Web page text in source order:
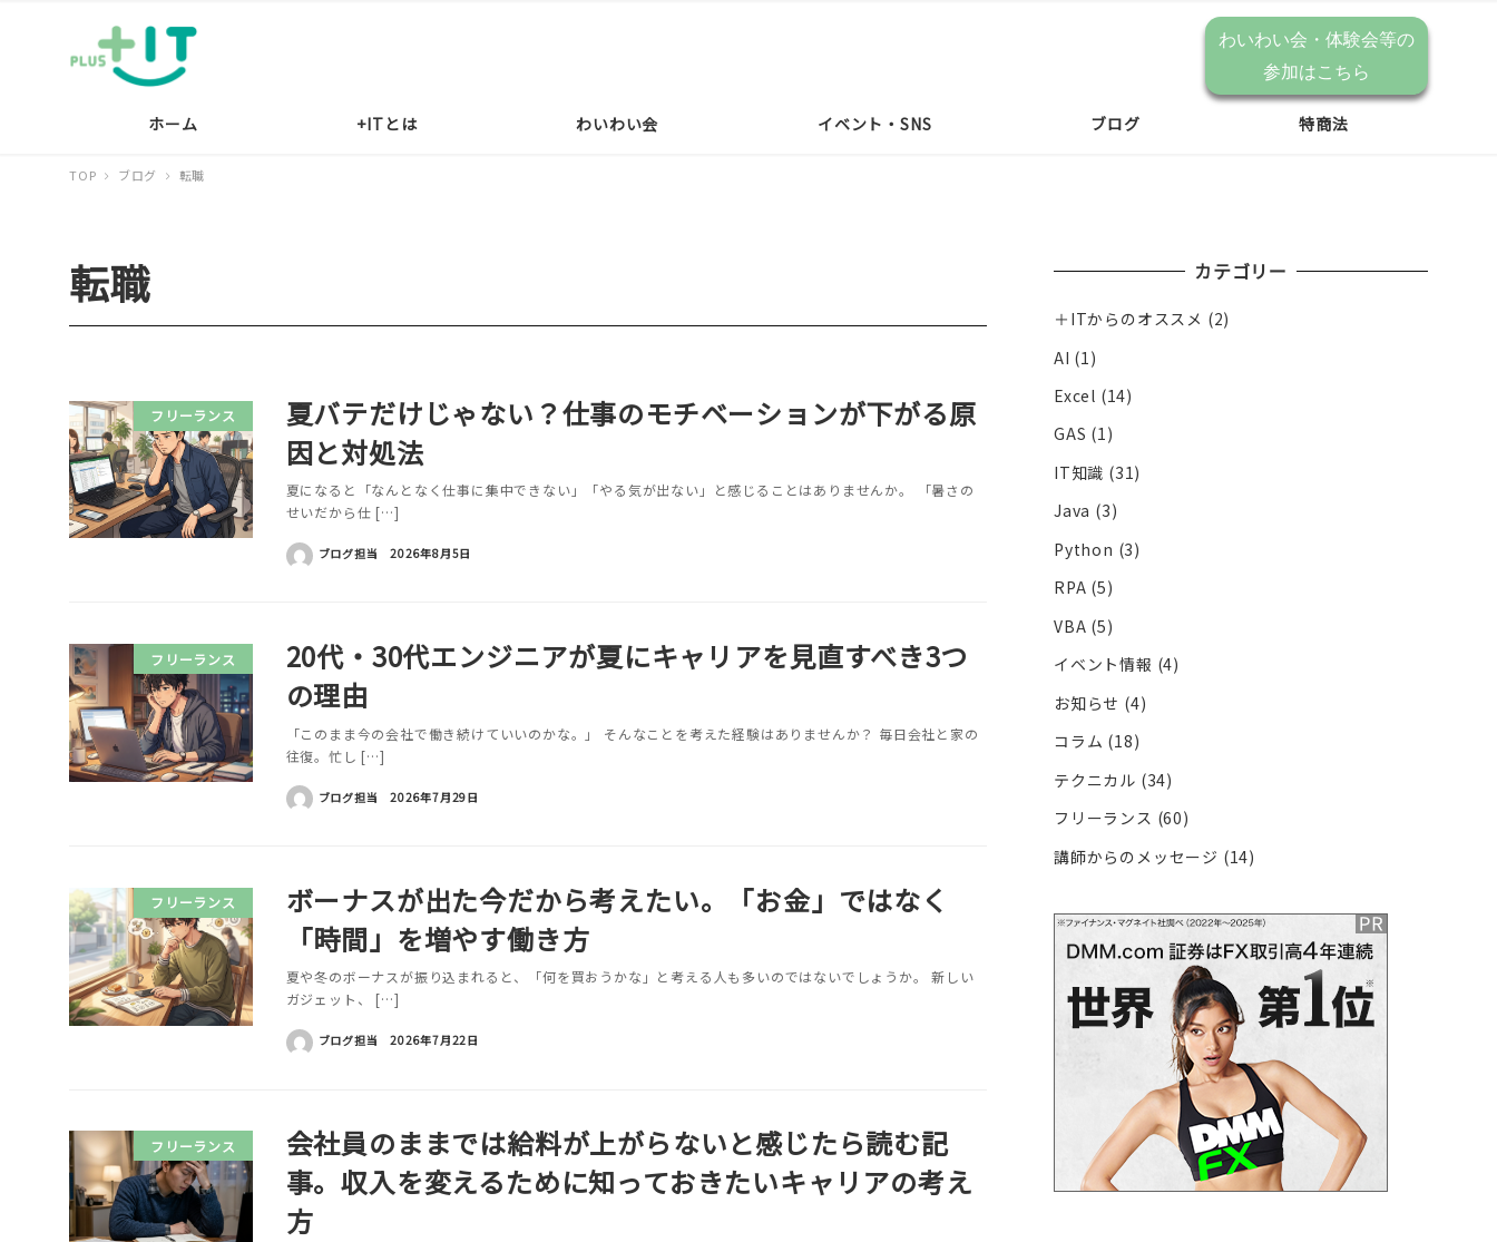
わいわい会・体験会等の
参加はこちら
ホーム +ITとは わいわい会 イベント・SNS ブログ 特商法
TOP ブログ 転職
転職
フリーランス
夏バテだけじゃない？仕事のモチベーションが下がる原
因と対処法
夏になると「なんとなく仕事に集中できない」「やる気が出ない」と感じることはありませんか。 「暑さの
せいだから仕 […]
ブログ担当 2026年8月5日
フリーランス
20代・30代エンジニアが夏にキャリアを見直すべき3つ
の理由
「このまま今の会社で働き続けていいのかな。」 そんなことを考えた経験はありませんか？ 毎日会社と家の
往復。忙し […]
ブログ担当 2026年7月29日
フリーランス
ボーナスが出た今だから考えたい。「お金」ではなく
「時間」を増やす働き方
夏や冬のボーナスが振り込まれると、「何を買おうかな」と考える人も多いのではないでしょうか。 新しい
ガジェット、 […]
ブログ担当 2026年7月22日
フリーランス
会社員のままでは給料が上がらないと感じたら読む記
事。収入を変えるために知っておきたいキャリアの考え
方
カテゴリー
＋ITからのオススメ (2)
AI (1)
Excel (14)
GAS (1)
IT知識 (31)
Java (3)
Python (3)
RPA (5)
VBA (5)
イベント情報 (4)
お知らせ (4)
コラム (18)
テクニカル (34)
フリーランス (60)
講師からのメッセージ (14)